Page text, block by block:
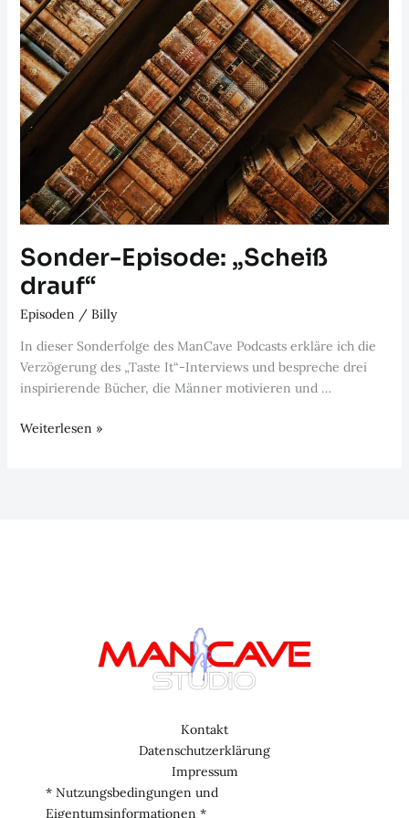
Sonder-Episode: „Scheiß
drauf“
Episoden / Billy
In dieser Sonderfolge des ManCave Podcasts erkläre ich die
Verzögerung des „Taste It“-Interviews und bespreche drei
inspirierende Bücher, die Männer motivieren und …
Sonder-
Weiterlesen »
Kontakt
Datenschutzerklärung
Impressum
* Nutzungsbedingungen und
Eigentumsinformationen *